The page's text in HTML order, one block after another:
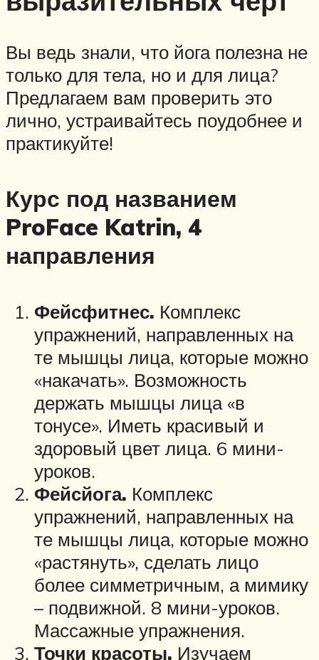
Вы ведь знали, что йога полезна не
только для тела, но и для лица?
Предлагаем вам проверить это
лично, устраивайтесь поудобнее и
практикуйте!
Курс под названием
ProFace Katrin, 4
направления
Фейсфитнес. Комплекс
упражнений, направленных на
те мышцы лица, которые можно
«накачать». Возможность
держать мышцы лица «в
тонусе». Иметь красивый и
здоровый цвет лица. 6 мини-
уроков.
Фейсйога. Комплекс
упражнений, направленных на
те мышцы лица, которые можно
«растянуть», сделать лицо
более симметричным, а мимику
– подвижной. 8 мини-уроков.
Массажные упражнения.
Точки красоты. Изучаем